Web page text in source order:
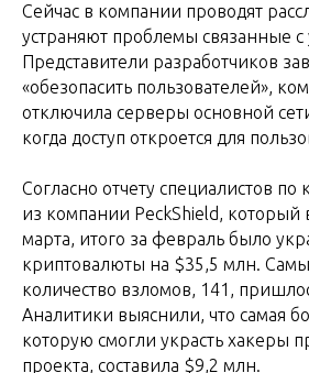
Сейчас в компании проводят
устраняют проблемы связанные с
Представители разработчиков
«обезопасить пользователей»,
отключила серверы основной
когда доступ откроется для
Согласно отчету специалистов по
из компании PeckShield,
марта, итого за февраль было
криптовалюты на $35,5 млн.
количество взломов, 141,
Аналитики выяснили, что самая
которую смогли украсть хакеры
проекта, составила $9,2 млн.